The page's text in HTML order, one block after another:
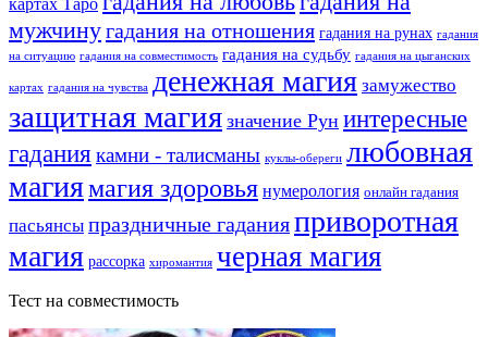
мужчинугадания на отношения гадания на рунах гадания
на ситуацию гадания на совместимость гадания на судьбу гадания на цыганских
картах гадания на чувства денежная магия замужество
защитная магия значение Рун интересные
гадания камни - талисманы куклы-обереги любовная
магиямагия здоровья нумерология онлайн гадания
пасьянсы праздничные гаданияприворотная
магия рассорка хиромантия черная магия
Тест на совместимость